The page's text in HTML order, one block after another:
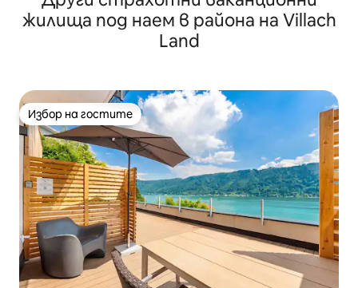
жилища под наем в района на Villach
Land
Избор на гостите
Избор на гостите